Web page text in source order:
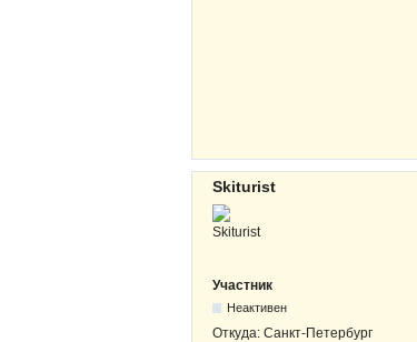
Skiturist
Участник
Неактивен
Откуда: Санкт-Петербург